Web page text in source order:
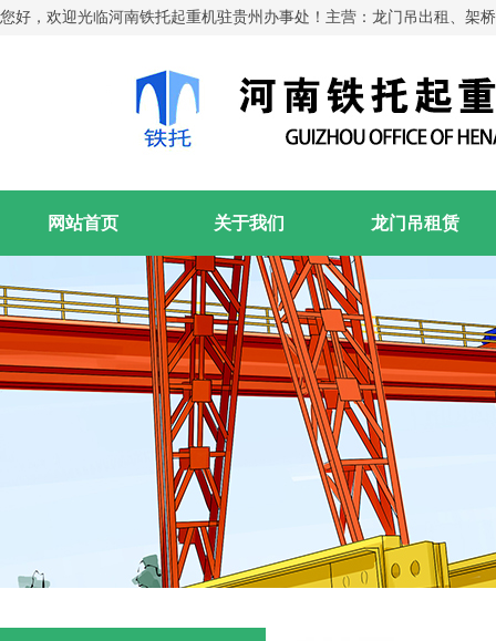
您好，欢迎光临河南铁托起重机驻贵州办事处！主营：龙门吊出租、架
网站首页 关于我们 龙门吊租赁